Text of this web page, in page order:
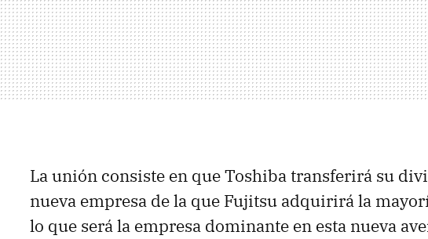
La unión consiste en que Toshiba transferirá su
nueva empresa de la que Fujitsu adquirirá la
lo que será la empresa dominante en esta nueva